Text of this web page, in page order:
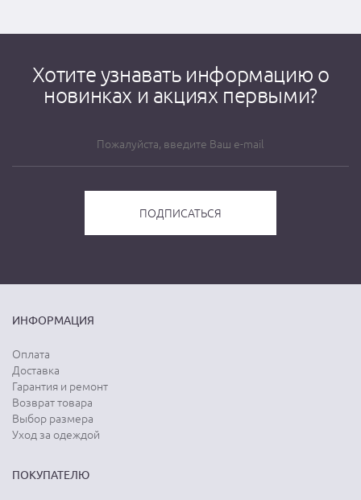
Хотите узнавать информацию о
новинках и акциях первыми?
ИНФОРМАЦИЯ
Оплата
Доставка
Гарантия и ремонт
Возврат товара
Выбор размера
Уход за одеждой
ПОКУПАТЕЛЮ